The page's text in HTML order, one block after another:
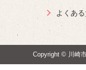
よくあ
Copyright © 川崎